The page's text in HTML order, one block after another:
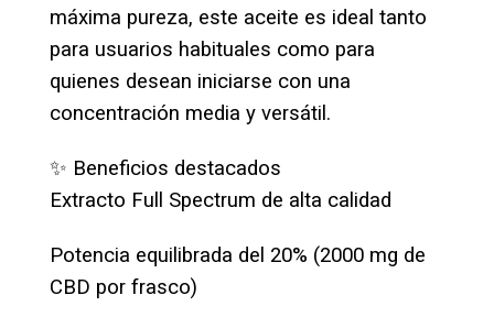
máxima pureza, este aceite es ideal tanto
para usuarios habituales como para
quienes desean iniciarse con una
concentración media y versátil.
✨ Beneficios destacados
Extracto Full Spectrum de alta calidad
Potencia equilibrada del 20% (2000 mg de
CBD por frasco)